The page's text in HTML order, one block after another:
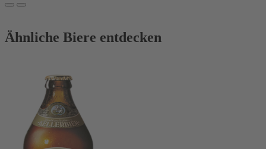
Ähnliche Biere entdecken